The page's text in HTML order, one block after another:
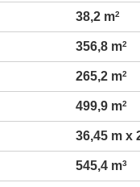
38,2 m2
356,8 m2
265,2 m2
499,9 m2
36,45 m x
545,4 m3